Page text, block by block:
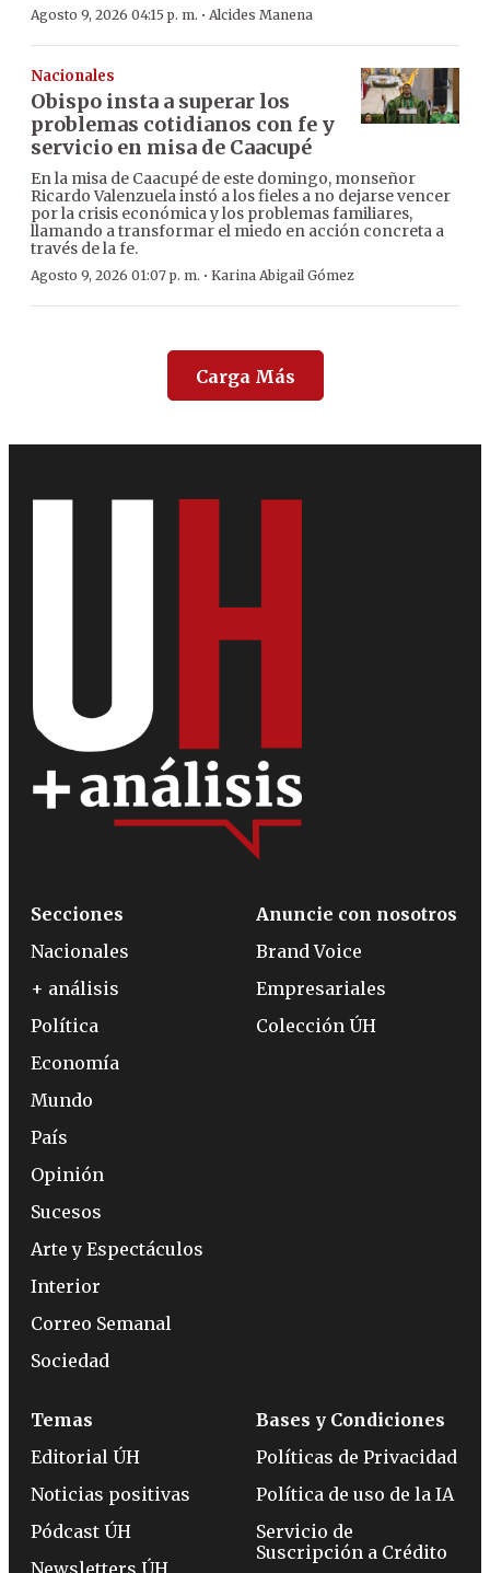
Agosto 9, 2026 04:15 p. m. · Alcides Manena
Nacionales
Obispo insta a superar los
problemas cotidianos con fe y
servicio en misa de Caacupé
En la misa de Caacupé de este domingo, monseñor
Ricardo Valenzuela instó a los fieles a no dejarse vencer
por la crisis económica y los problemas familiares,
llamando a transformar el miedo en acción concreta a
través de la fe.
Agosto 9, 2026 01:07 p. m. · Karina Abigail Gómez
Carga Más
Secciones
Nacionales
+ análisis
Política
Economía
Mundo
País
Opinión
Sucesos
Arte y Espectáculos
Interior
Correo Semanal
Sociedad
Anuncie con nosotros
Brand Voice
Empresariales
Colección ÚH
Temas
Editorial ÚH
Noticias positivas
Pódcast ÚH
Newsletters ÚH
Bases y Condiciones
Políticas de Privacidad
Política de uso de la IA
Servicio de
Suscripción a Crédito